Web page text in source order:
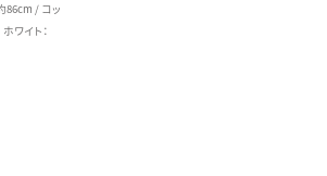
86cm / コッ
ワイト：